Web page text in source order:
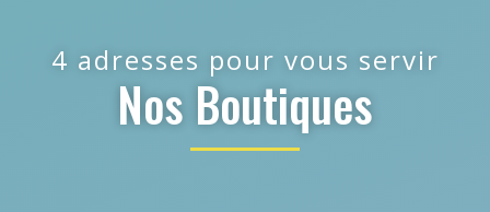
4 adresses pour vous servir
Nos Boutiques